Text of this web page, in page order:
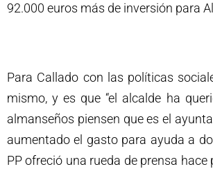
92.000 euros más de inversión para
Para Callado con las políticas
mismo, y es que “el alcalde ha
almanseños piensen que es el
aumentado el gasto para ayuda a
PP ofreció una rueda de prensa